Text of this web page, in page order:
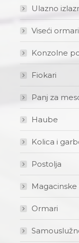
Ulazno
Viseći
Konzolne
Fiokari
Panj za
Haube
Kolica i
Postolja
Magacinske
Ormari